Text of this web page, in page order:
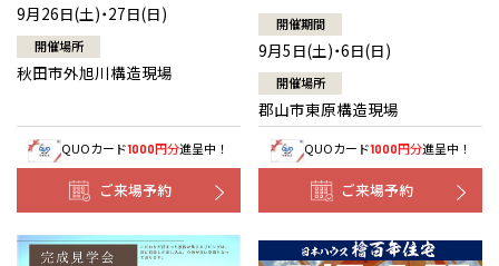
9月26日(土)・27日(日)
開催場所
秋田市外旭川構造現場
QUOカード1000円分進呈中！
ご来場予約
開催期間
9月5日(土)・6日(日)
開催場所
郡山市東原構造現場
QUOカード1000円分進呈中！
ご来場予約